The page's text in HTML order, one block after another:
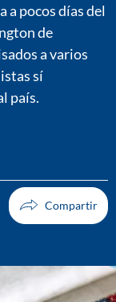
a pocos días del
de
a varios
sí
país.